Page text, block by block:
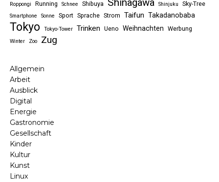
Roppongi
Running Schnee Shibuya Shinagawa Shinjuku Sky-Tree
Smartphone Sonne Sport Sprache Strom Taifun Takadanobaba
Tokyo Tokyo-Tower Trinken Ueno Weihnachten Werbung
Winter Zoo Zug
Allgemein
Arbeit
Ausblick
Digital
Energie
Gastronomie
Gesellschaft
Kinder
Kultur
Kunst
Linux